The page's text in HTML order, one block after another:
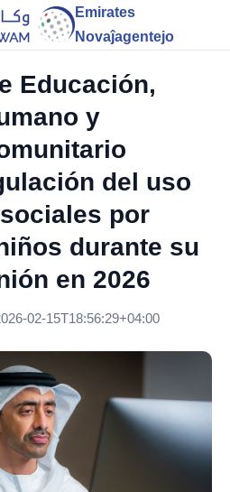
Emirates
Novaĵagentejo
Educación,
y
del uso
por
durante su
en 2026
02-15T18:56:29+04:00